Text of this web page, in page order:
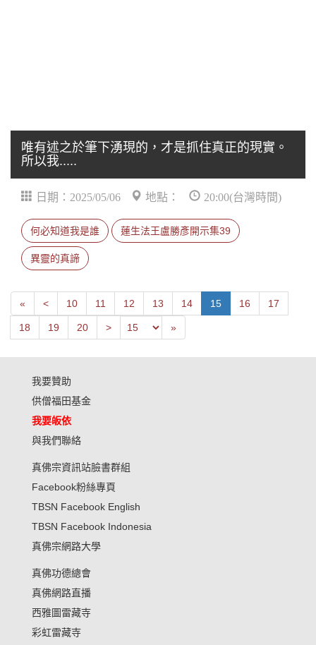
唯有述之於筆下湧現的，才是抓住真正的現實。
所以我.....
日期：2025/05/06 地點： 20:00(台灣時間)
何必知道我是誰 蓮生法王盧勝彥開示集39
異靈的真諦
« First<Next10 11 12 13 14 15 16 17
18 19 20 >Previous »Last
我要贊助
供僧福田基金
我要皈依
與我們聯絡
真佛宗資訊站臉書群組
Facebook粉絲專頁
TBSN Facebook English
TBSN Facebook Indonesia
真佛宗網路大學
真佛功德總會
真佛網路直播
西雅圖雷藏寺
彩虹雷藏寺